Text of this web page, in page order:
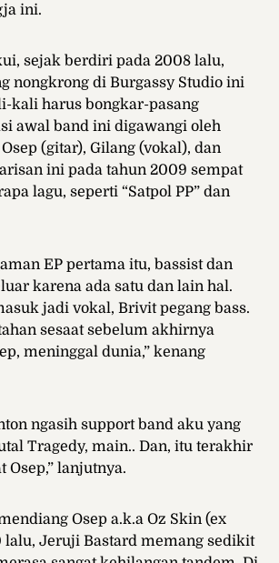
ini.
sejak berdiri pada 2008 lalu,
nongkrong di Burgassy Studio ini
kali harus bongkar-pasang
awal band ini digawangi oleh
(gitar), Gilang (vokal), dan
ini pada tahun 2009 sempat
lagu, seperti “Satpol PP” dan
EP pertama itu, bassist dan
karena ada satu dan lain hal.
jadi vokal, Brivit pegang bass.
sesaat sebelum akhirnya
meninggal dunia,” kenang
ngasih support band aku yang
Tragedy, main.. Dan, itu terakhir
lanjutnya.
Osep a.k.a Oz Skin (ex
lalu, Jeruji Bastard memang sedikit